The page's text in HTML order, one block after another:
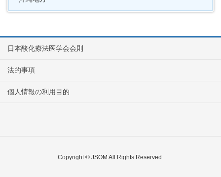
日本酸化療法医学会会則
法的事項
個人情報の利用目的
Copyright © JSOM All Rights Reserved.